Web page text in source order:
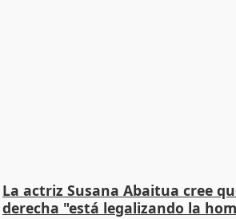
La actriz Susana Abaitua cree
derecha "está legalizando la